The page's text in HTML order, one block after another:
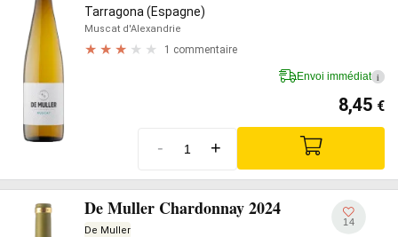
Tarragona (Espagne)
Muscat d'Alexandrie
1 commentaire
Envoi immédiat i
8,45 €
- +
De Muller Chardonnay 2024
De Muller
14